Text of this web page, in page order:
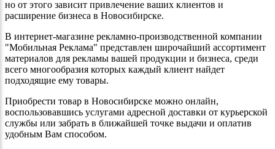
но от этого зависит привлечение ваших клиентов и
расширение бизнеса в Новосибирске.
В интернет-магазине рекламно-производственной компании
"Мобильная Реклама" представлен широчайший ассортимент
материалов для рекламы вашей продукции и бизнеса, среди
всего многообразия которых каждый клиент найдет
подходящие ему товары.
Приобрести товар в Новосибирске можно онлайн,
воспользовавшись услугами адресной доставки от курьерской
службы или забрать в ближайшей точке выдачи и оплатив
удобным Вам способом.